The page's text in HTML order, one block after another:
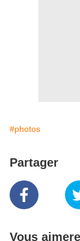
#photos
Partager
Vous